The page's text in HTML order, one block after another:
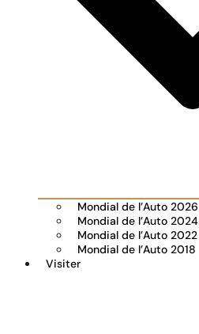
Mondial de l’Auto 2026
Mondial de l’Auto 2024
Mondial de l’Auto 2022
Mondial de l’Auto 2018
Visiter